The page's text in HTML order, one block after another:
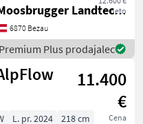
neto
35 m (andere
Anfrage)
65 cm für
W
Moosbrugger Landtechnik GmbH
6870 Bezau
Premium Plus prodajalec
11.400
€
Cena
L. pr. 2024
218 cm